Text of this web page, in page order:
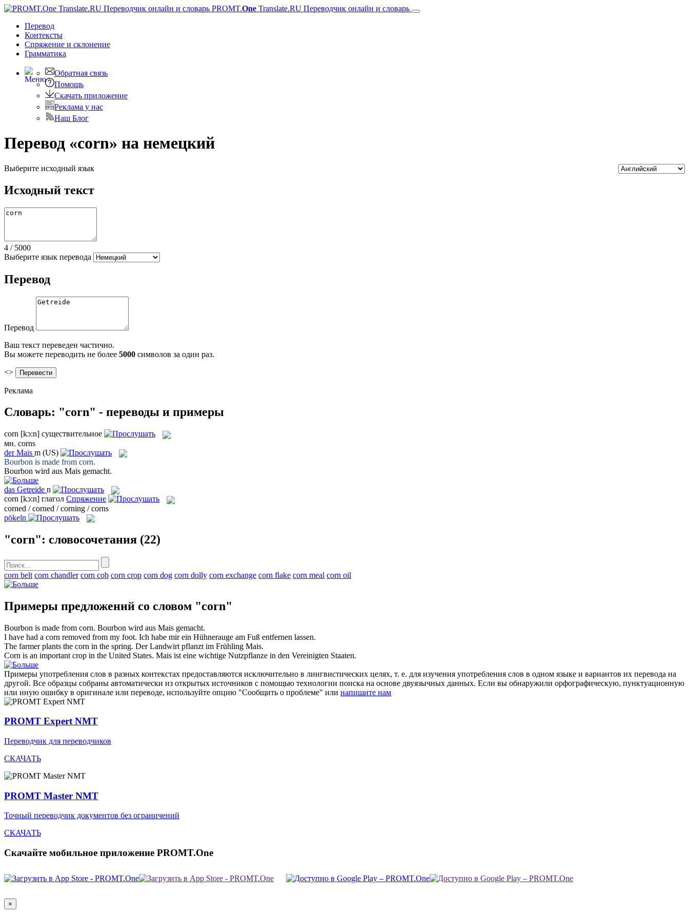
PROMT.One Translate.RU Переводчик онлайн и словарь
Перевод
Контексты
Спряжение и склонение
Грамматика
Обратная связь
Помощь
Скачать приложение
Реклама у нас
Наш Блог
Перевод «corn» на немецкий
Выберите исходный язык
Исходный текст
4 / 5000
Выберите язык перевода
Перевод
Перевод
Ваш текст переведен частично.
Вы можете переводить не более 5000 символов за один раз.
<>
Реклама
Словарь: "corn" - переводы и примеры
corn [kɔ:n] существительное
мн. corns
derMais m (US)
Bourbon is made from corn.
Bourbon wird aus Mais gemacht.
das Getreide n
corn [kɔ:n] глагол Спряжение
corned / corned / corning / corns
pökeln
"corn": словосочетания (22)
corn belt corn chandler corn cob corn crop corn dog corn dolly corn exchange corn flake corn meal corn oil
Примеры предложений со словом "corn"
Bourbon is made from corn. Bourbon wird aus Mais gemacht.
I have had a corn removed from my foot. Ich habe mir ein Hühnerauge am Fuß entfernen lassen.
The farmer plants the corn in the spring. Der Landwirt pflanzt im Frühling Mais.
Corn is an important crop in the United States. Mais ist eine wichtige Nutzpflanze in den Vereinigten Staaten.
Примеры употребления слов в разных контекстах предоставляются исключительно в лингвистических целях, т. е. для изучения употребления слов в одном языке и вариантов их перевода на
другой. Все образцы собраны автоматически из открытых источников с помощью технологии поиска на основе двуязычных данных. Если вы обнаружили орфографическую, пунктуационную
или иную ошибку в оригинале или переводе, используйте опцию "Сообщить о проблеме" или напишите нам
PROMT Expert NMT
Переводчик для переводчиков
СКАЧАТЬ
PROMT Master NMT
Точный переводчик документов без ограничений
СКАЧАТЬ
Скачайте мобильное приложение PROMT.One
×